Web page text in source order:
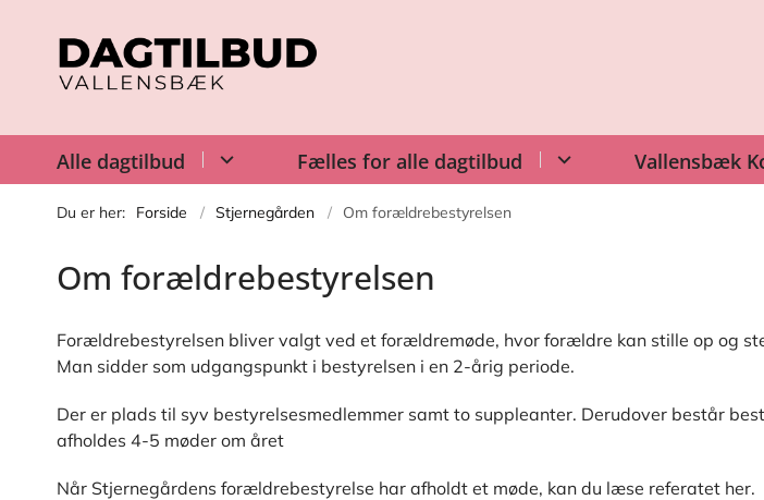
Alle dagtilbud Fælles for alle dagtilbud Vallensbæk
Du er her: Forside Stjernegården Om forældrebestyrelsen
Om forældrebestyrelsen
Forældrebestyrelsen bliver valgt ved et forældremøde, hvor forældre kan stille op og
Man sidder som udgangspunkt i bestyrelsen i en 2-årig periode.
Der er plads til syv bestyrelsesmedlemmer samt to suppleanter. Derudover består
afholdes 4-5 møder om året
Når Stjernegårdens forældrebestyrelse har afholdt et møde, kan du læse referatet her.